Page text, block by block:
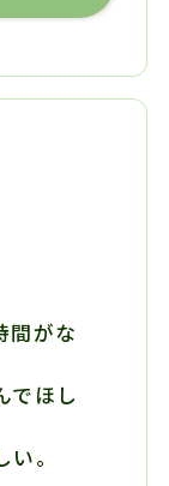
間がな
でほし
。